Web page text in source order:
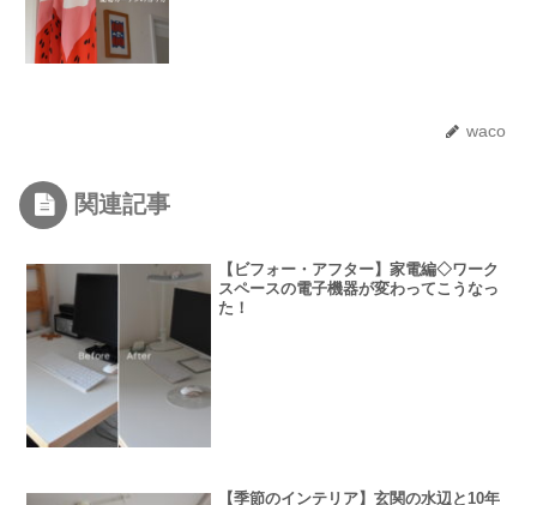
waco
関連記事
【ビフォー・アフター】家電編◇ワーク
スペースの電子機器が変わってこうなっ
た！
【季節のインテリア】玄関の水辺と10年